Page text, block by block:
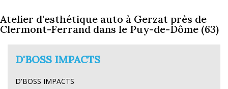
Atelier d'esthétique auto à Gerzat près de
Clermont-Ferrand dans le Puy-de-Dôme (63)
D'BOSS IMPACTS
D'BOSS IMPACTS